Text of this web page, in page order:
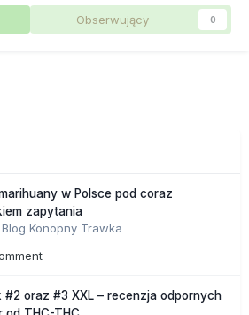
Obserwujący 0
w Polsce pod coraz
zapytania
Blog Konopny Trawka
#2 oraz #3 XXL – recenzja odpornych